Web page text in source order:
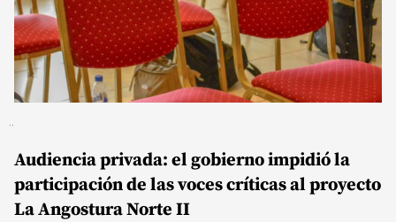
Audiencia privada: el gobierno impidió la
participación de las voces críticas al proyecto
La Angostura Norte II